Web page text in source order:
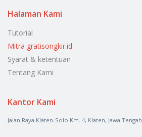
Halaman Kami
Tutorial
Mitra gratisongkir.id
Syarat & ketentuan
Tentang Kami
Kantor Kami
Jalan Raya Klaten-Solo Km. 4, Klaten, Jawa Tengah.